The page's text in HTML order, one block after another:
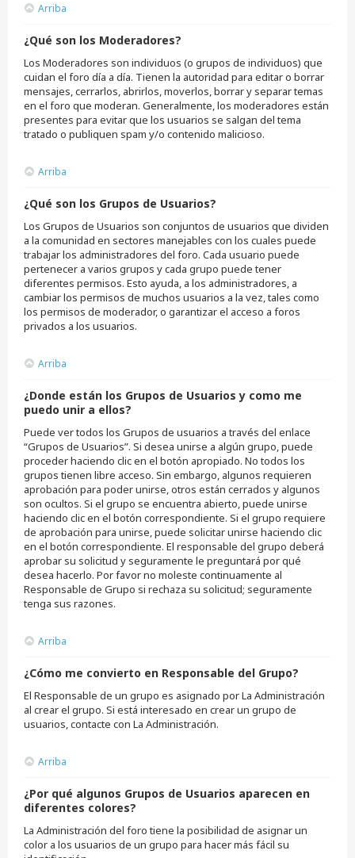
Arriba
¿Qué son los Moderadores?
Los Moderadores son individuos (o grupos de individuos) que
cuidan el foro día a día. Tienen la autoridad para editar o borrar
mensajes, cerrarlos, abrirlos, moverlos, borrar y separar temas
en el foro que moderan. Generalmente, los moderadores están
presentes para evitar que los usuarios se salgan del tema
tratado o publiquen spam y/o contenido malicioso.
Arriba
¿Qué son los Grupos de Usuarios?
Los Grupos de Usuarios son conjuntos de usuarios que dividen
a la comunidad en sectores manejables con los cuales puede
trabajar los administradores del foro. Cada usuario puede
pertenecer a varios grupos y cada grupo puede tener
diferentes permisos. Esto ayuda, a los administradores, a
cambiar los permisos de muchos usuarios a la vez, tales como
los permisos de moderador, o garantizar el acceso a foros
privados a los usuarios.
Arriba
¿Donde están los Grupos de Usuarios y como me
puedo unir a ellos?
Puede ver todos los Grupos de usuarios a través del enlace
“Grupos de Usuarios”. Si desea unirse a algún grupo, puede
proceder haciendo clic en el botón apropiado. No todos los
grupos tienen libre acceso. Sin embargo, algunos requieren
aprobación para poder unirse, otros están cerrados y algunos
son ocultos. Si el grupo se encuentra abierto, puede unirse
haciendo clic en el botón correspondiente. Si el grupo requiere
de aprobación para unirse, puede solicitar unirse haciendo clic
en el botón correspondiente. El responsable del grupo deberá
aprobar su solicitud y seguramente le preguntará por qué
desea hacerlo. Por favor no moleste continuamente al
Responsable de Grupo si rechaza su solicitud; seguramente
tenga sus razones.
Arriba
¿Cómo me convierto en Responsable del Grupo?
El Responsable de un grupo es asignado por La Administración
al crear el grupo. Si está interesado en crear un grupo de
usuarios, contacte con La Administración.
Arriba
¿Por qué algunos Grupos de Usuarios aparecen en
diferentes colores?
La Administración del foro tiene la posibilidad de asignar un
color a los usuarios de un grupo para hacer más fácil su